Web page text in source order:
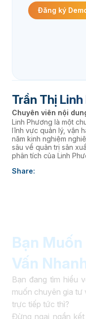
Đăng ký
Trần Thị
Chuyên viên nội
Linh Phương là một
lĩnh vực quản lý, vận
năm kinh nghiệm
sâu về quản trị sản
phân tích của Linh
thúc đẩy chuyển đổi
Share:
Bạn
Vấn
Bạn đang tìm hiểu
muốn chuyên gia tư
trực tiếp tức thì?
Đừng ngại ngần